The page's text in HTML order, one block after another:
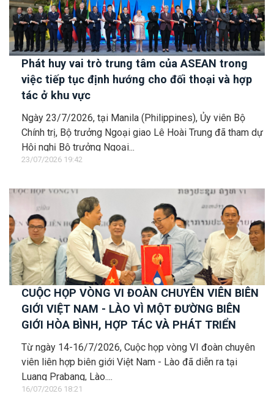
Phát huy vai trò trung tâm của ASEAN trong
việc tiếp tục định hướng cho đối thoại và hợp
tác ở khu vực
Ngày 23/7/2026, tại Manila (Philippines), Ủy viên Bộ
Chính trị, Bộ trưởng Ngoại giao Lê Hoài Trung đã tham dự
Hội nghị Bộ trưởng Ngoại...
23/07/2026 19:42
CUỘC HỌP VÒNG VI ĐOÀN CHUYÊN VIÊN BIÊN
GIỚI VIỆT NAM - LÀO VÌ MỘT ĐƯỜNG BIÊN
GIỚI HÒA BÌNH, HỢP TÁC VÀ PHÁT TRIỂN
Từ ngày 14-16/7/2026, Cuộc họp vòng VI đoàn chuyên
viên liên hợp biên giới Việt Nam - Lào đã diễn ra tại
Luang Prabang, Lào....
16/07/2026 18:21